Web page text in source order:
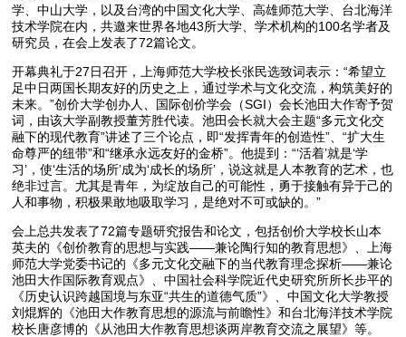
学、中山大学，以及台湾的中国文化大学、高雄师范大学、台北海洋
技术学院在内，共邀来世界各地43所大学、学术机构的100名学者及
研究员，在会上发表了72篇论文。
开幕典礼于27日召开，上海师范大学校长张民选致词表示：“希望立
足中日两国长期友好的历史之上，通过学术与文化交流，构筑美好的
未来。”创价大学创办人、国际创价学会（SGI）会长池田大作寄予贺
词，由该大学副教授董芳胜代读。池田会长就大会主题“多元文化交
融下的现代教育”讲述了三个论点，即“发挥青年的创造性”、“扩大生
命尊严的纽带”和“继承永远友好的金桥”。他提到：“‘活着’就是‘学
习’，使‘生活的场所’成为‘成长的场所’，说这就是人本教育的艺术，也
绝非过言。尤其是青年，为绽放自己的可能性，勇于接触有异于己的
人和事物，积极果敢地吸取学习，是绝对不可或缺的。”
会上总共发表了72篇专题研究报告和论文，包括创价大学校长山本
英夫的《创价教育的思想与实践——兼论陶行知的教育思想》、上海
师范大学党委书记的《多元文化交融下的当代教育理念探析——兼论
池田大作国际教育观点》、中国社会科学院近代史研究所所长步平的
《历史认识跨越国境与东亚“共生的道德气质”》、中国文化大学教授
刘焜辉的《池田大作教育思想的源流与前瞻性》和台北海洋技术学院
校长唐彦博的《从池田大作教育思想谈两岸教育交流之展望》等。